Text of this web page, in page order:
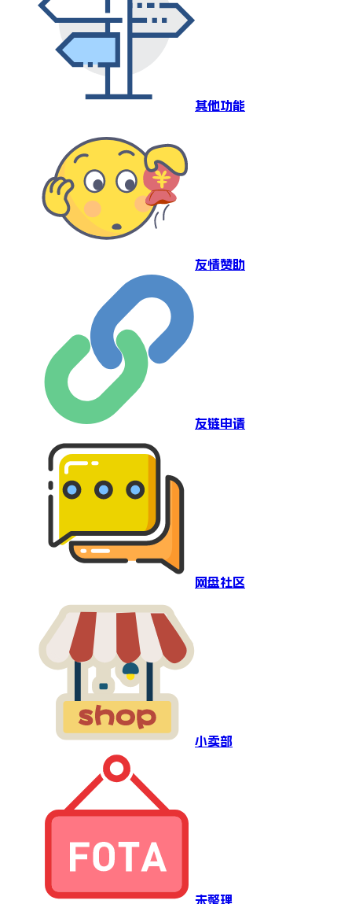
其他功能
友情赞助
友链申请
网盘社区
小卖部
未整理